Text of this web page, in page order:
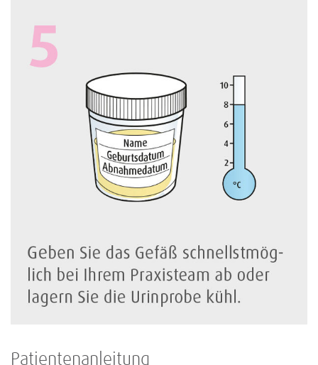
Patientenanleitung